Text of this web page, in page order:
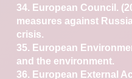
34. European Council.
measures against
crisis.
35. European
and the environment.
36. European External